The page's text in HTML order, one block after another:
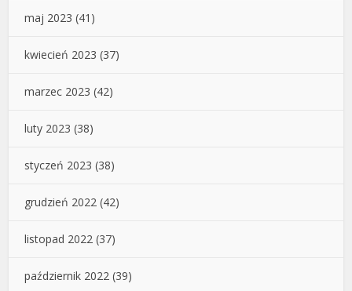
maj 2023 (41)
kwiecień 2023 (37)
marzec 2023 (42)
luty 2023 (38)
styczeń 2023 (38)
grudzień 2022 (42)
listopad 2022 (37)
październik 2022 (39)